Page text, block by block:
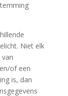
Niet elk
of een
is, dan